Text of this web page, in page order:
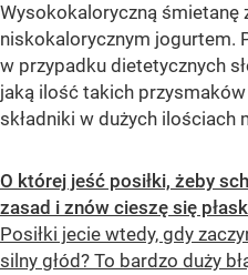
Wysokokaloryczną
niskokalorycznym jogurtem.
w przypadku dietetycznych
jaką ilość takich
składniki w dużych ilościach
O której jeść posiłki, żeby
zasad i znów cieszę się
Posiłki jecie wtedy, gdy
silny głód? To bardzo duży